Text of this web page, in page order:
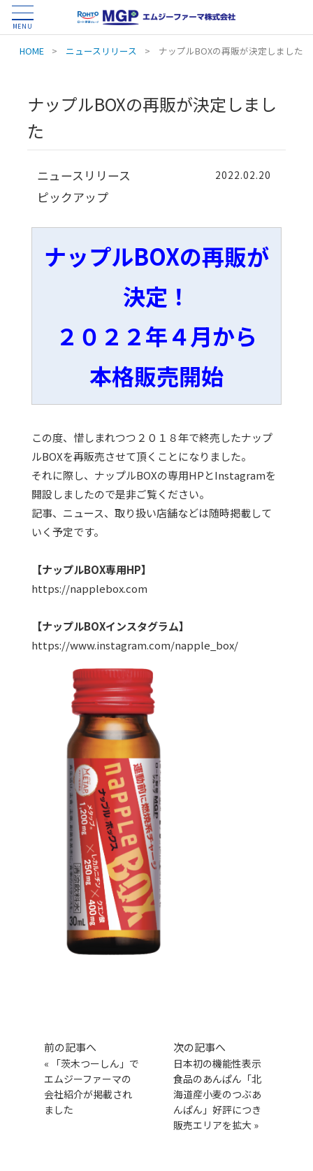
MENU
HOME > ニュースリリース > ナップルBOXの再販が決定しました
ナップルBOXの再販が決定しまし
た
2022.02.20
ニュースリリース
ピックアップ
ナップルBOXの再販が
決定！
２０２２年４月から
本格販売開始
この度、惜しまれつつ２０１８年で終売したナップ
ルBOXを再販売させて頂くことになりました。
それに際し、ナップルBOXの専用HPとInstagramを
開設しましたので是非ご覧ください。
記事、ニュース、取り扱い店舗などは随時掲載して
いく予定です。
【ナップルBOX専用HP】
https://napplebox.com
【ナップルBOXインスタグラム】
https://www.instagram.com/napple_box/
前の記事へ
«
「茨木つーしん」で
エムジーファーマの
会社紹介が掲載され
ました
次の記事へ
日本初の機能性表示
食品のあんぱん「北
海道産小麦のつぶあ
んぱん」好評につき
販売エリアを拡大 »